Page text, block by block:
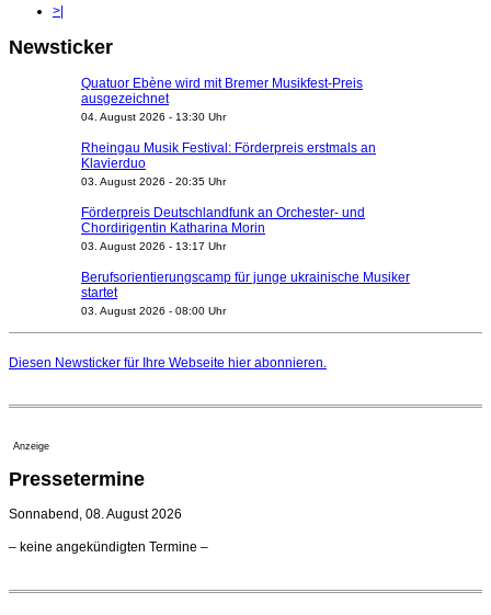
>|
Newsticker
Quatuor Ebène wird mit Bremer Musikfest-Preis
ausgezeichnet
04. August 2026 - 13:30 Uhr
Rheingau Musik Festival: Förderpreis erstmals an
Klavierduo
03. August 2026 - 20:35 Uhr
Förderpreis Deutschlandfunk an Orchester- und
Chordirigentin Katharina Morin
03. August 2026 - 13:17 Uhr
Berufsorientierungscamp für junge ukrainische Musiker
startet
03. August 2026 - 08:00 Uhr
Nationaltheater Mannheim
Regensburger Generalmusikdirektor Stefan Veselka
Kammerorchester Heilbronn: Chefdirigent Risto Joost
verlängert bis 2030
Ensemblemitglieder
Diesen Newsticker für Ihre Webseite hier abonnieren.
Anzeige
Pressetermine
Sonnabend, 08. August 2026
– keine angekündigten Termine –